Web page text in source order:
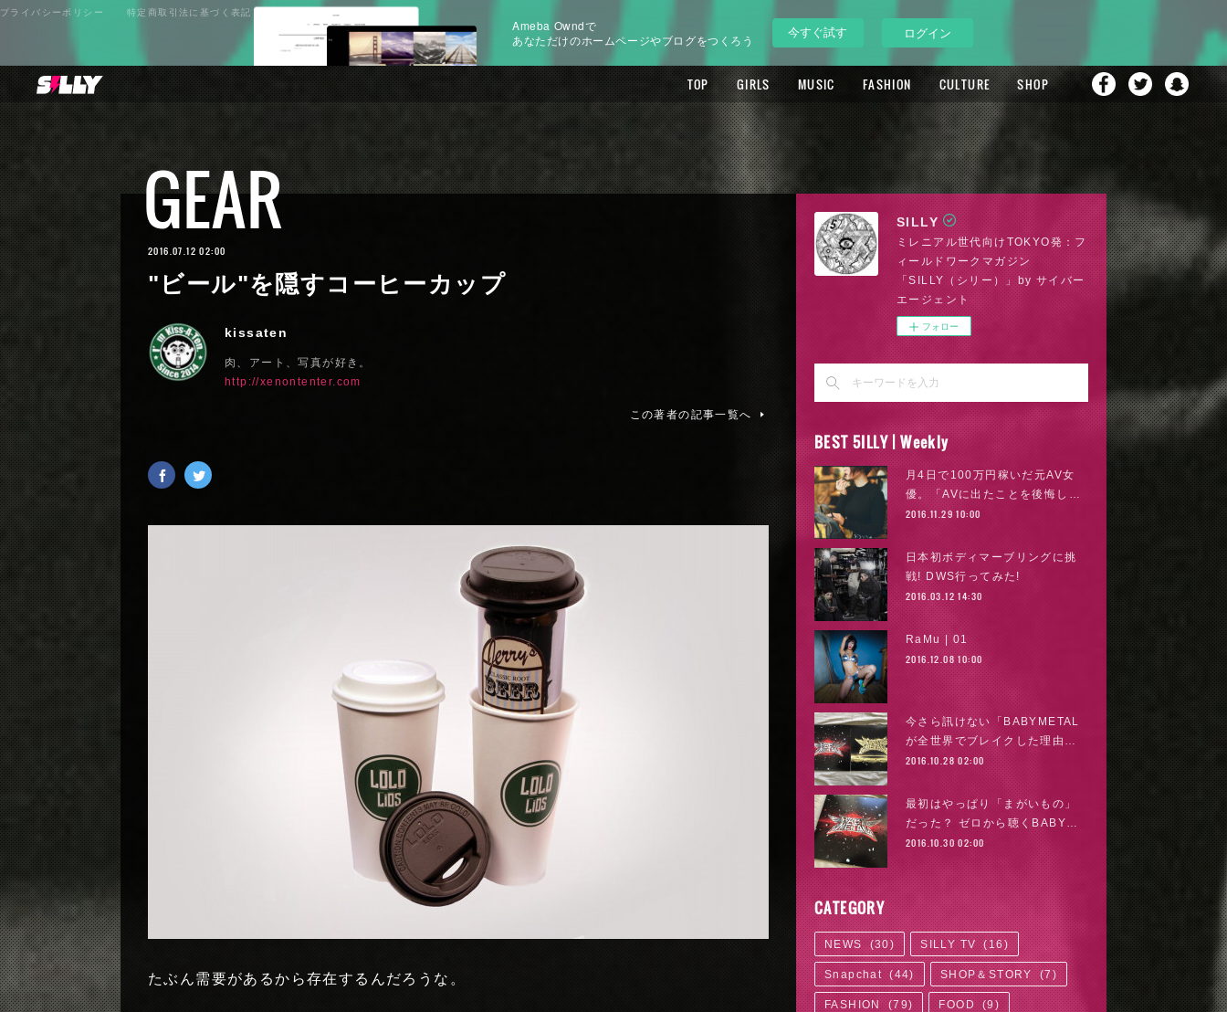
Ameba Owndで
あなただけのホームページやブログをつくろう
今すぐ試す ログイン
TOP GIRLS MUSIC FASHION CULTURE SHOP
GEAR
2016.07.12 02:00
"ビール"を隠すコーヒーカップ
kissaten
肉、アート、写真が好き。
http://xenontenter.com
この著者の記事一覧へ
たぶん需要があるから存在するんだろうな。
SILLY
ミレニアル世代向けTOKYO発：フ
ィールドワークマガジン
「SILLY（シリー）」by サイバー
エージェント
フォロー
BEST 5ILLY | Weekly
月4日で100万円稼いだ元AV女
優。「AVに出たことを後悔し…
2016.11.29 10:00
日本初ボディマーブリングに挑
戦! DWS行ってみた!
2016.03.12 14:30
RaMu | 01
2016.12.08 10:00
今さら訊けない「BABYMETAL
が全世界でブレイクした理由…
2016.10.28 02:00
最初はやっぱり「まがいもの」
だった？ ゼロから聴くBABY…
2016.10.30 02:00
CATEGORY
NEWS (30) SILLY TV (16)
Snapchat (44) SHOP＆STORY (7)
FASHION (79) FOOD (9 )
プライバシーポリシー 特定商取引法に基づく表記